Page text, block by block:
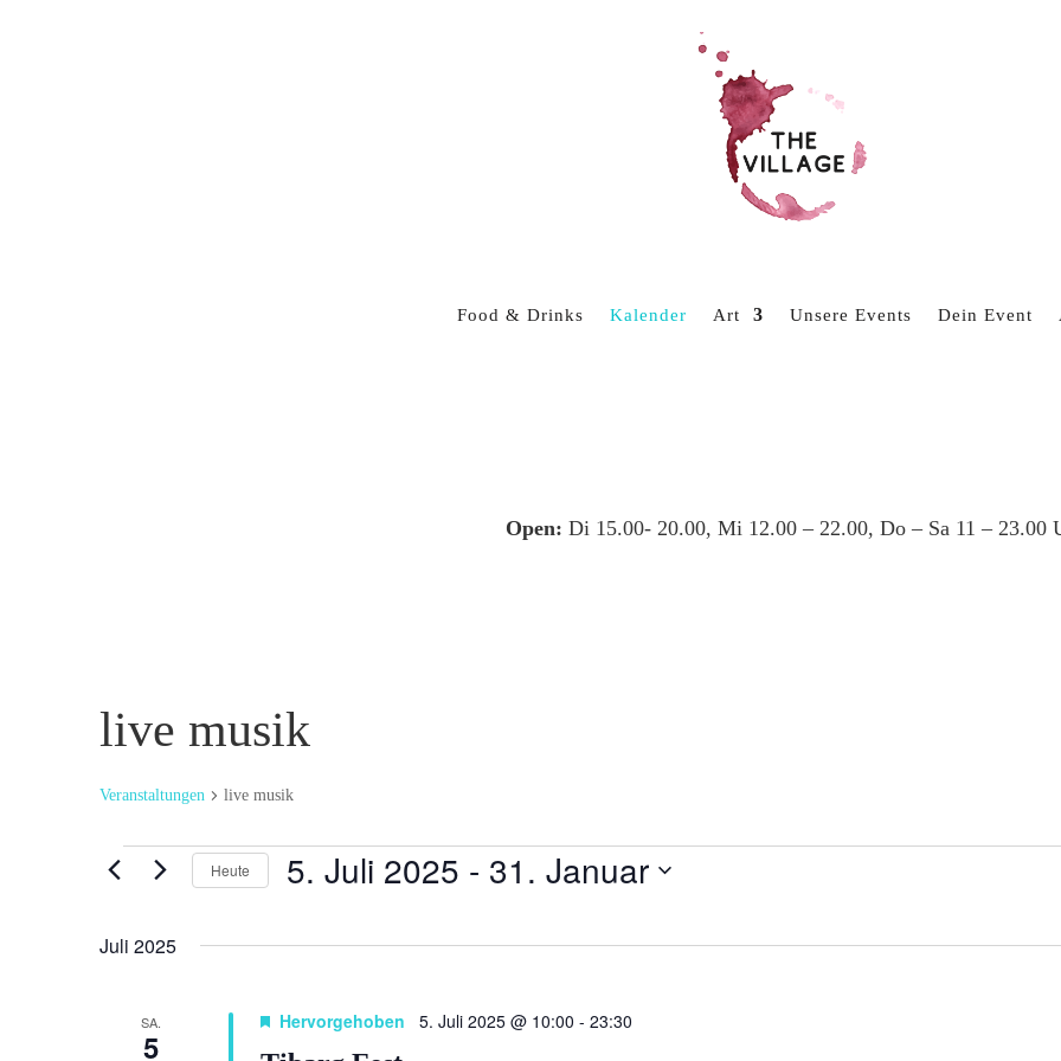
Food & Drinks Kalender Art Unsere Events Dein Event
Open: Di 15.00- 20.00, Mi 12.00 – 22.00, Do – Sa 11 – 23.00
live musik
Veranstaltungen live musik
Veranstaltungen
Heute 5. Juli 2025 - 31. Januar
Juli 2025
SA.
5
Hervorgehoben 5. Juli 2025 @ 10:00 - 23:30